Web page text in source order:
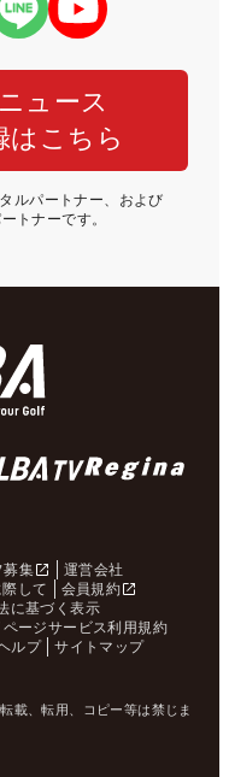
ュース
はこちら
ルパートナー、および
トナーです。
募集
運営会社
して
会員規約
に基づく表示
ページサービス利用規約
ルプ サイトマップ
載、転用、コピー等は禁じま